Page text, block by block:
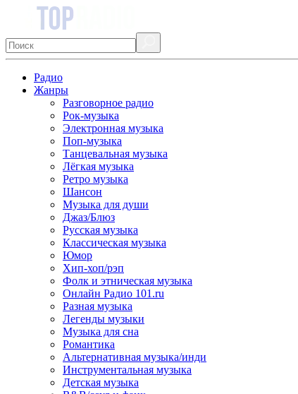
Радио
Жанры
Разговорное радио
Рок-музыка
Электронная музыка
Поп-музыка
Танцевальная музыка
Лёгкая музыка
Ретро музыка
Шансон
Музыка для души
Джаз/Блюз
Русская музыка
Классическая музыка
Юмор
Хип-хоп/рэп
Фолк и этническая музыка
Онлайн Радио 101.ru
Разная музыка
Легенды музыки
Музыка для сна
Романтика
Альтернативная музыка/инди
Инструментальная музыка
Детская музыка